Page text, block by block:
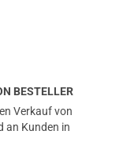
BESTELLER
Verkauf von
an Kunden in